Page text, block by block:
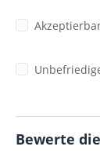
Bewerte